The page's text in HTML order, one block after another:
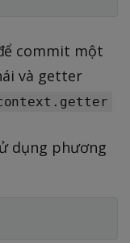
commit một
và getter
dụng phương